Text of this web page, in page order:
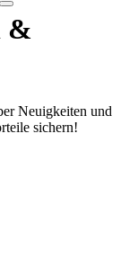
&
Neuigkeiten und
sichern!